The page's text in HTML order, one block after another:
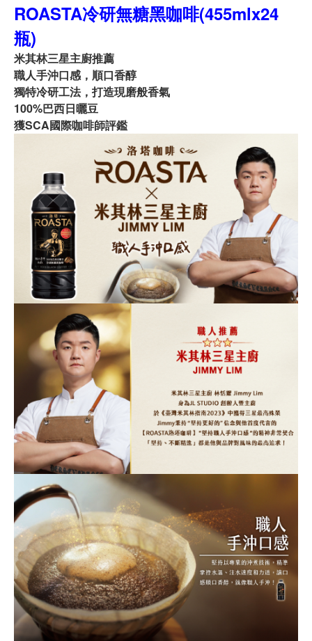
ROASTA冷研無糖黑咖啡(455mlx24
瓶)
米其林三星主廚推薦
職人手沖口感，順口香醇
獨特冷研工法，打造現磨般香氣
100%巴西日曬豆
獲SCA國際咖啡師評鑑